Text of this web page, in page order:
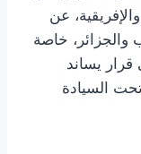
عن
والجزائر، خاصة
يساند
السيادة